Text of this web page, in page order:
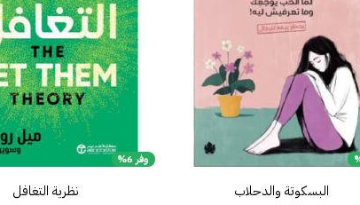
البسكوتة والدحلاب
وفر 6%
نظرية التغافل